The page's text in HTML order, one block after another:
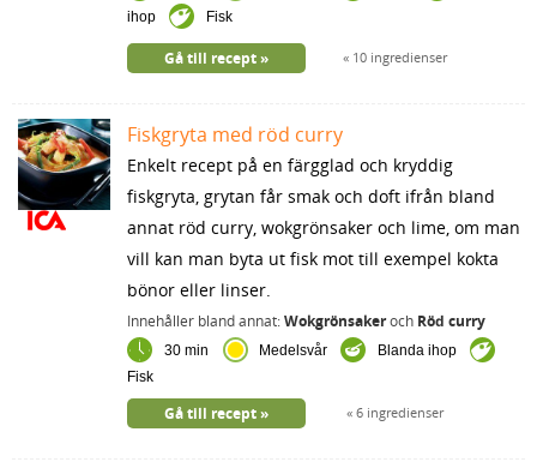
ihop
Fisk
10 ingredienser
Gå till recept
Fiskgryta med röd curry
Enkelt recept på en färgglad och kryddig
fiskgryta, grytan får smak och doft ifrån bland
annat röd curry, wokgrönsaker och lime, om man
vill kan man byta ut fisk mot till exempel kokta
bönor eller linser.
Innehåller bland annat:Wokgrönsakeroch Röd curry
30 min Medelsvår
Blanda ihop
Fisk
6 ingredienser
Gå till recept